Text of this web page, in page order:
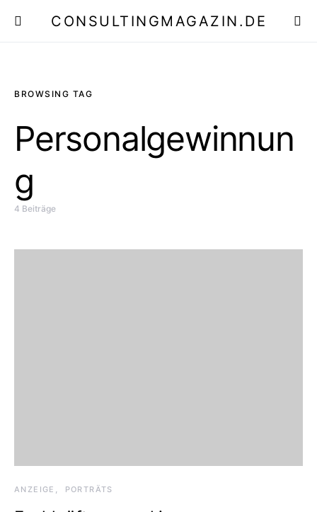
CONSULTINGMAGAZIN.DE
BROWSING TAG
Personalgewinnun
g
4 Beiträge
ANZEIGE PORTRÄTS